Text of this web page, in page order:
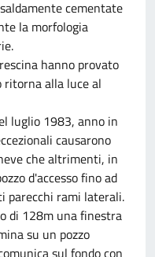
cementate
la morfologia
hanno provato
ritorna alla luce al
luglio 1983, anno in
causarono
che altrimenti, in
d'accesso fino ad
parecchi rami laterali.
di 128m una finestra
su un pozzo
sul fondo con